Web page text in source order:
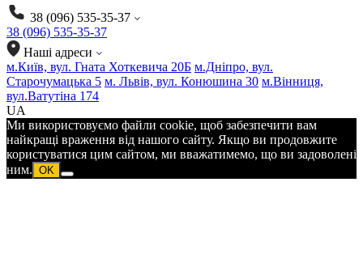
38 (096) 535-35-37
38 (096) 535-35-37
Наші адреси
м.Київ, вул. Гната Хоткевича 20Б м.Дніпро, вул.
Старочумацька 5 м. Львів, вул. Конюшина 30 м.Вінниця,
вул.Ватутіна 174
UA
Ми використовуємо файли cookie, щоб забезпечити вам
найкращі враження від нашого сайту. Якщо ви продовжите
користуватися цим сайтом, ми вважатимемо, що ви задоволені
ним. OK